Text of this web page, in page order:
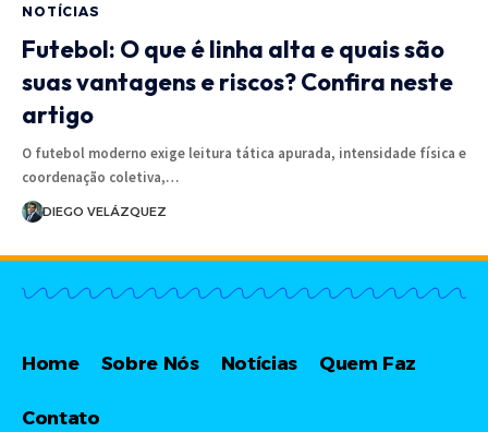
NOTÍCIAS
Futebol: O que é linha alta e quais são
suas vantagens e riscos? Confira neste
artigo
O futebol moderno exige leitura tática apurada, intensidade física e
coordenação coletiva,…
DIEGO VELÁZQUEZ
Home Sobre Nós Notícias Quem Faz
Contato